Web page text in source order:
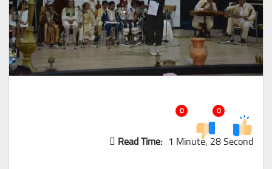
0
0
Read Time: 1 Minute, 28 Second